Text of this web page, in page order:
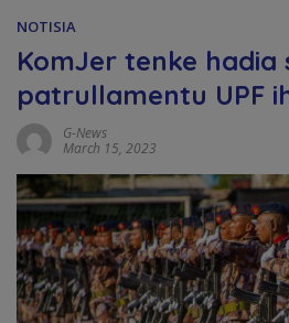
NOTISIA
KomJer tenke hadia
patrullamentu UPF
G-News
March 15, 2023